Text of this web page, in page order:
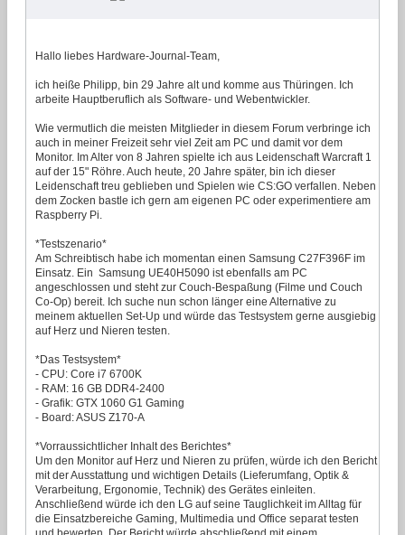
Hallo liebes Hardware-Journal-Team,
ich heiße Philipp, bin 29 Jahre alt und komme aus Thüringen. Ich
arbeite Hauptberuflich als Software- und Webentwickler.
Wie vermutlich die meisten Mitglieder in diesem Forum verbringe ich
auch in meiner Freizeit sehr viel Zeit am PC und damit vor dem
Monitor. Im Alter von 8 Jahren spielte ich aus Leidenschaft Warcraft 1
auf der 15" Röhre. Auch heute, 20 Jahre später, bin ich dieser
Leidenschaft treu geblieben und Spielen wie CS:GO verfallen. Neben
dem Zocken bastle ich gern am eigenen PC oder experimentiere am
Raspberry Pi.
*Testszenario*
Am Schreibtisch habe ich momentan einen Samsung C27F396F im
Einsatz. Ein Samsung UE40H5090 ist ebenfalls am PC
angeschlossen und steht zur Couch-Bespaßung (Filme und Couch
Co-Op) bereit. Ich suche nun schon länger eine Alternative zu
meinem aktuellen Set-Up und würde das Testsystem gerne ausgiebig
auf Herz und Nieren testen.
*Das Testsystem*
- CPU: Core i7 6700K
- RAM: 16 GB DDR4-2400
- Grafik: GTX 1060 G1 Gaming
- Board: ASUS Z170-A
*Vorraussichtlicher Inhalt des Berichtes*
Um den Monitor auf Herz und Nieren zu prüfen, würde ich den Bericht
mit der Ausstattung und wichtigen Details (Lieferumfang, Optik &
Verarbeitung, Ergonomie, Technik) des Gerätes einleiten.
Anschließend würde ich den LG auf seine Tauglichkeit im Alltag für
die Einsatzbereiche Gaming, Multimedia und Office separat testen